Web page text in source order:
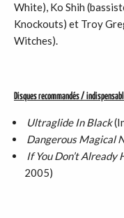
White), Ko Shih
Knockouts) et Troy
Witches).
Disques recommandés /
Ultraglide In Black
Dangerous Magical
If You Don’t Already
2005)